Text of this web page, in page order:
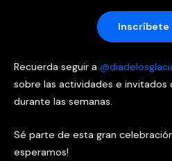
Inscríbete
Recuerda seguir a
sobre las actividades e
durante las semanas.
Sé parte de esta gran
esperamos!